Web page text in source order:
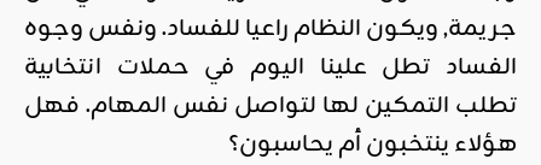
جريمة, ويكون النظام راعيا للفساد. ونفس وجوه
الفساد تطل علينا اليوم في حملات انتخابية
تطلب التمكين لها لتواصل نفس المهام. فهل
هؤلاء ينتخبون أم يحاسبون؟